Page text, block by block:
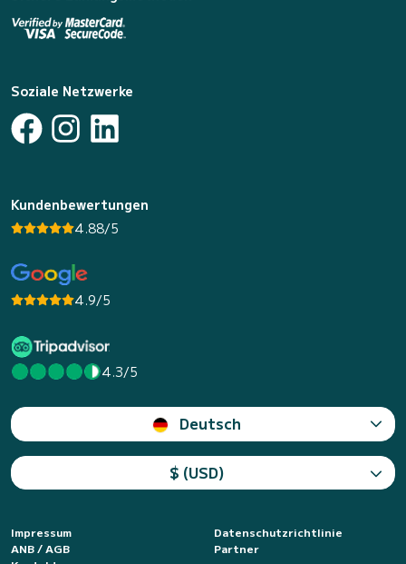
Soziale Netzwerke
Kundenbewertungen
4.88/5
4.9/5
4.3/5
Deutsch
$ (USD)
Impressum
Datenschutzrichtlinie
ANB / AGB
Partner